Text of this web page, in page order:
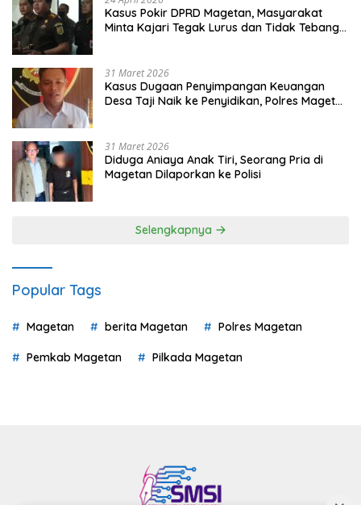
Kasus Pokir DPRD Magetan, Masyarakat
Minta Kajari Tegak Lurus dan Tidak Tebang
31 Maret 2026
Kasus Dugaan Penyimpangan Keuangan
Desa Taji Naik ke Penyidikan, Polres Magetan
31 Maret 2026
Diduga Aniaya Anak Tiri, Seorang Pria di
Magetan Dilaporkan ke Polisi
Selengkapnya
Popular Tags
Magetan berita Magetan Polres Magetan
Pemkab Magetan Pilkada Magetan